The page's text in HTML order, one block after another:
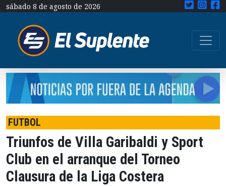
sábado 8 de agosto de 2026
FUTBOL
Triunfos de Villa Garibaldi y Sport
Club en el arranque del Torneo
Clausura de la Liga Costera